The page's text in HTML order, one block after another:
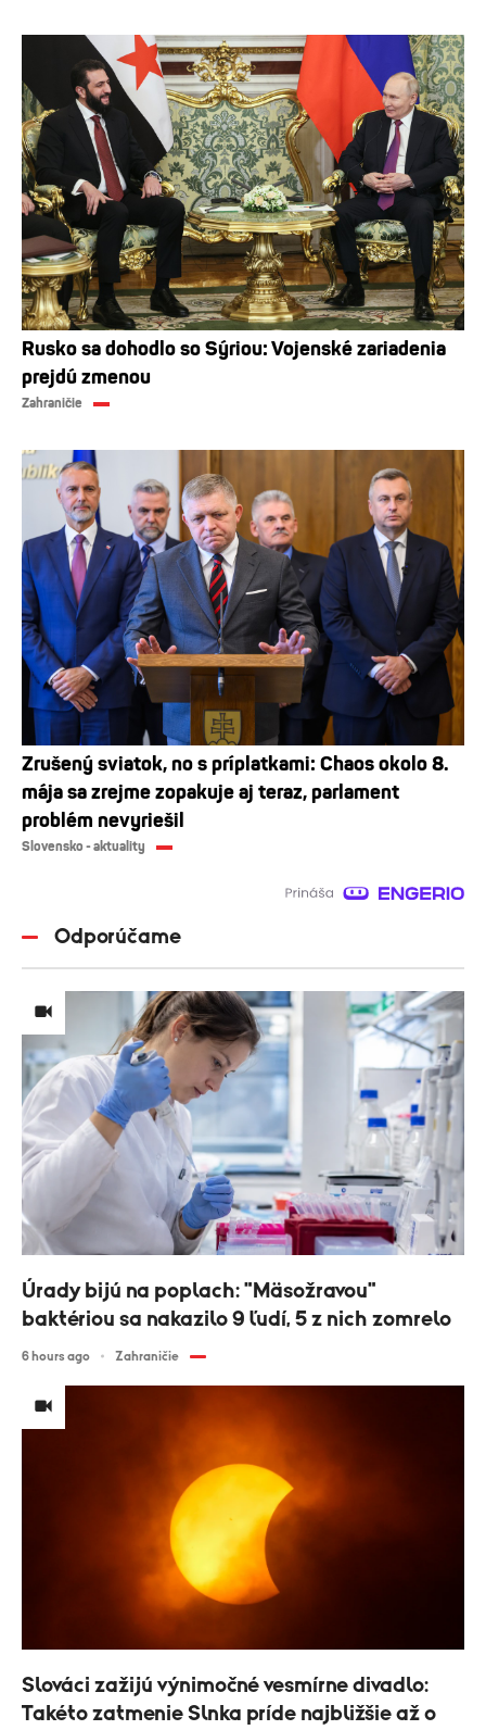
Rusko sa dohodlo so Sýriou: Vojenské zariadenia
prejdú zmenou
Zahraničie
Zrušený sviatok, no s príplatkami: Chaos okolo 8.
mája sa zrejme zopakuje aj teraz, parlament
problém nevyriešil
Slovensko - aktuality
Odporúčame
Úrady bijú na poplach: "Mäsožravou"
baktériou sa nakazilo 9 ľudí, 5 z nich zomrelo
6 hours ago Zahraničie
Slováci zažijú výnimočné vesmírne divadlo:
Takéto zatmenie Slnka príde najbližšie až o